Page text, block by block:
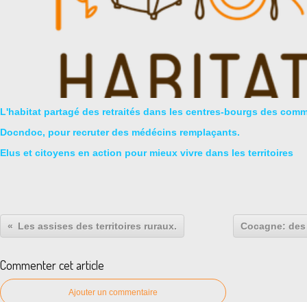
L'habitat partagé des retraités dans les centres-bourgs des
Docndoc, pour recruter des médécins remplaçants.
Elus et citoyens en action pour mieux vivre dans les territoires
Les assises des territoires ruraux. Cocagne:
Commenter cet article
Ajouter un commentaire